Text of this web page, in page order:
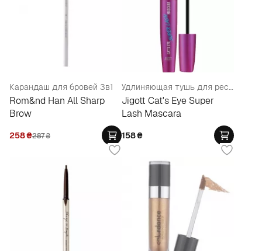
Карандаш для бровей 3в1
Rom&nd Han All Sharp
Brow
258₴287₴
Удлиняющая тушь для ресниц
Jigott Cat's Eye Super
Lash Mascara
158₴